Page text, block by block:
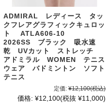
ADMIRAL レディース タッ
クフレアグラフィックキュロッ
ト ATLA606-10
2026SS ブラック 吸水速
乾 UVカット ストレッチ
アドミラル WOMEN テニス
ウェア バドミントン ソフト
テニス
定価: ¥12,100(税込)
価格: ¥12,100(税抜 ¥11,000)